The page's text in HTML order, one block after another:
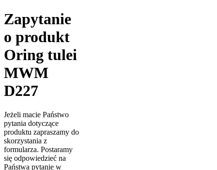
Zapytanie
o produkt
Oring tulei
MWM
D227
Jeżeli macie Państwo
pytania dotyczące
produktu zapraszamy do
skorzystania z
formularza. Postaramy
się odpowiedzieć na
Państwa pytanie w